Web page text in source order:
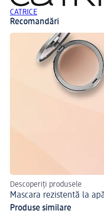
CATRICE
Recomandări
Descoperiți produsele
Mascara rezistentă la
Produse similare